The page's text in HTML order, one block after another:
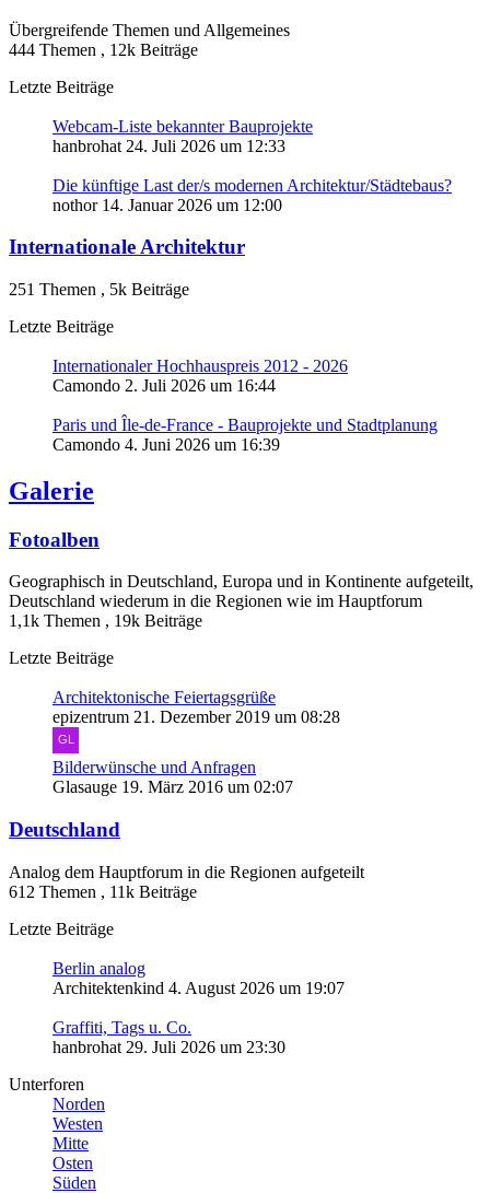
Übergreifende Themen und Allgemeines
444 Themen , 12k Beiträge
Letzte Beiträge
Webcam-Liste bekannter Bauprojekte
hanbrohat 24. Juli 2026 um 12:33
Die künftige Last der/s modernen Architektur/Städtebaus?
nothor 14. Januar 2026 um 12:00
Internationale Architektur
251 Themen , 5k Beiträge
Letzte Beiträge
Internationaler Hochhauspreis 2012 - 2026
Camondo 2. Juli 2026 um 16:44
Paris und Île-de-France - Bauprojekte und Stadtplanung
Camondo 4. Juni 2026 um 16:39
Galerie
Fotoalben
Geographisch in Deutschland, Europa und in Kontinente aufgeteilt,
Deutschland wiederum in die Regionen wie im Hauptforum
1,1k Themen , 19k Beiträge
Letzte Beiträge
Architektonische Feiertagsgrüße
epizentrum 21. Dezember 2019 um 08:28
Bilderwünsche und Anfragen
Glasauge 19. März 2016 um 02:07
Deutschland
Analog dem Hauptforum in die Regionen aufgeteilt
612 Themen , 11k Beiträge
Letzte Beiträge
Berlin analog
Architektenkind 4. August 2026 um 19:07
Graffiti, Tags u. Co.
hanbrohat 29. Juli 2026 um 23:30
Unterforen
Norden
Westen
Mitte
Osten
Süden